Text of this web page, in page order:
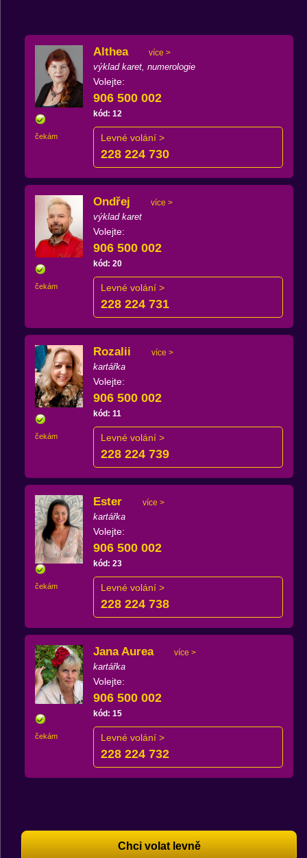
čekám
Althea více >
výklad karet, numerologie
Volejte:
906 500 002
kód: 12
Levné volání >
228 224 730
čekám
Ondřej více >
výklad karet
Volejte:
906 500 002
kód: 20
Levné volání >
228 224 731
čekám
Rozalii více >
kartářka
Volejte:
906 500 002
kód: 11
Levné volání >
228 224 739
čekám
Ester více >
kartářka
Volejte:
906 500 002
kód: 23
Levné volání >
228 224 738
čekám
Jana Aurea více >
kartářka
Volejte:
906 500 002
kód: 15
Levné volání >
228 224 732
Chci volat levně